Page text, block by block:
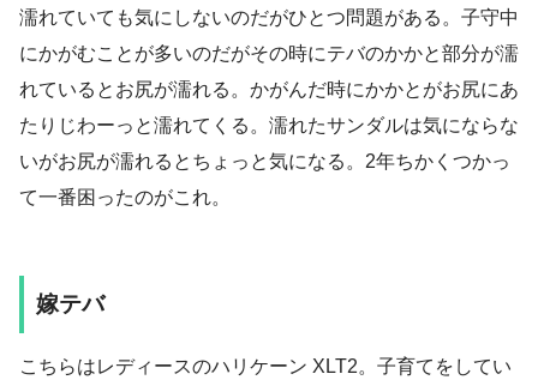
濡れていても気にしないのだがひとつ問題がある。子守中
にかがむことが多いのだがその時にテバのかかと部分が濡
れているとお尻が濡れる。かがんだ時にかかとがお尻にあ
たりじわーっと濡れてくる。濡れたサンダルは気にならな
いがお尻が濡れるとちょっと気になる。2年ちかくつかっ
て一番困ったのがこれ。
嫁テバ
こちらはレディースのハリケーン XLT2。子育てをしてい